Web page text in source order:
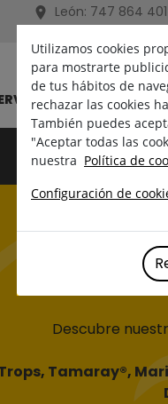
León: 747 864
EQUIPO
Descubre
, Tamaray®,
Utilizamos cookies
para mostrarte
de tus hábitos de
rechazar las cookies
También puedes
"Aceptar todas las
nuestra Política de
Configuración de